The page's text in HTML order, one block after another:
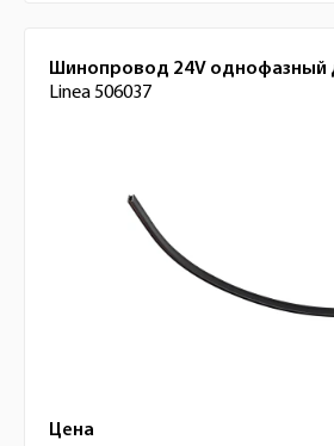
Шинопровод 24V однофазный
Linea 506037
Цена